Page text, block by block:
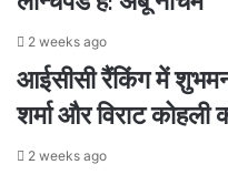
2 weeks ago
आईसीसी रैंकिंग में
शर्मा और विराट कोहली
2 weeks ago